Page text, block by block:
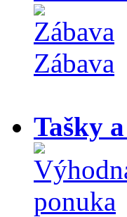
Zábava
Tašky